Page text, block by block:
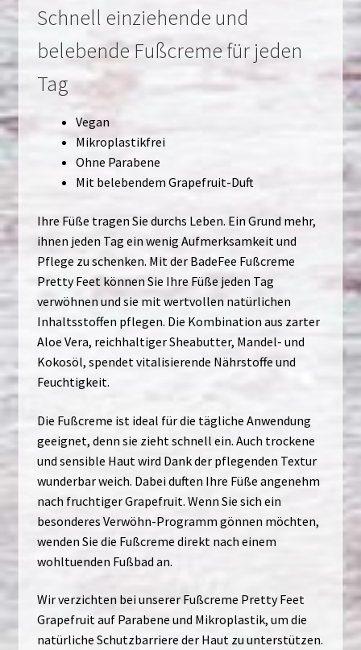
Schnell einziehende und
belebende Fußcreme für jeden
Tag
Vegan
Mikroplastikfrei
Ohne Parabene
Mit belebendem Grapefruit-Duft
Ihre Füße tragen Sie durchs Leben. Ein Grund mehr,
ihnen jeden Tag ein wenig Aufmerksamkeit und
Pflege zu schenken. Mit der BadeFee Fußcreme
Pretty Feet können Sie Ihre Füße jeden Tag
verwöhnen und sie mit wertvollen natürlichen
Inhaltsstoffen pflegen. Die Kombination aus zarter
Aloe Vera, reichhaltiger Sheabutter, Mandel- und
Kokosöl, spendet vitalisierende Nährstoffe und
Feuchtigkeit.
Die Fußcreme ist ideal für die tägliche Anwendung
geeignet, denn sie zieht schnell ein. Auch trockene
und sensible Haut wird Dank der pflegenden Textur
wunderbar weich. Dabei duften Ihre Füße angenehm
nach fruchtiger Grapefruit. Wenn Sie sich ein
besonderes Verwöhn-Programm gönnen möchten,
wenden Sie die Fußcreme direkt nach einem
wohltuenden Fußbad an.
Wir verzichten bei unserer Fußcreme Pretty Feet
Grapefruit auf Parabene und Mikroplastik, um die
natürliche Schutzbarriere der Haut zu unterstützen.